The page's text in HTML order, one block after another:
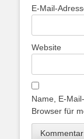
E-Mail-
Website
Name, E-
Browser für